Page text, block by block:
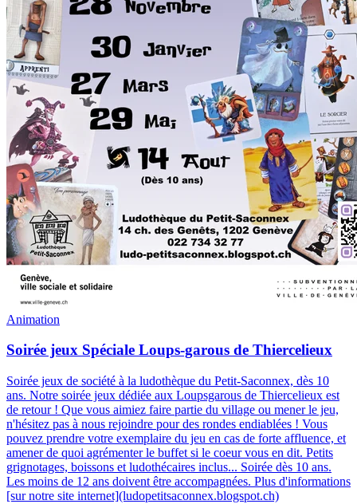
Animation
Soirée jeux Spéciale Loups-garous de Thiercelieux
Soirée jeux de société à la ludothèque du Petit-Saconnex, dès 10
ans. Notre soirée jeux dédiée aux Loupsgarous de Thiercelieux est
de retour ! Que vous aimiez faire partie du village ou mener le jeu,
n'hésitez pas à nous rejoindre pour des rondes endiablées ! Vous
pouvez prendre votre exemplaire du jeu en cas de forte affluence, et
amener de quoi agrémenter le buffet si le coeur vous en dit. Petits
grignotages, boissons et ludothécaires inclus... Soirée dès 10 ans.
Les moins de 12 ans doivent être accompagnées. Plus d'informations
[sur notre site internet](ludopetitsaconnex.blogspot.ch)